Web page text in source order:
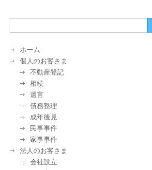
ホーム
個人のお客さま
不動産登記
相続
遺言
債務整理
成年後見
民事事件
家事事件
法人のお客さま
会社設立